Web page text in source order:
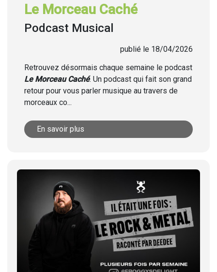
Le Morceau Caché
Podcast Musical
publié le 18/04/2026
Retrouvez désormais chaque semaine le podcast
Le Morceau Caché. Un podcast qui fait son grand
retour pour vous parler musique au travers de
morceaux co...
En savoir plus